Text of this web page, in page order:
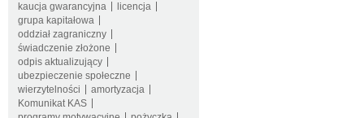
kaucja gwarancyjna
licencja
grupa kapitałowa
oddział zagraniczny
świadczenie złożone
odpis aktualizujący
ubezpieczenie społeczne
wierzytelności
amortyzacja
Komunikat KAS